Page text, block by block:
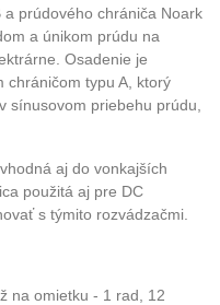
prúdového chrániča Noark
a únikom prúdu na
Osadenie je
chráničom typu A, ktorý
sínusovom priebehu prúdu,
aj do vonkajších
použitá aj pre DC
s týmito rozvádzačmi.
na omietku - 1 rad, 12